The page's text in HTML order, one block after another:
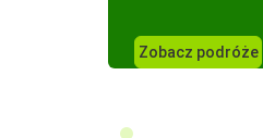
Zobacz podróże